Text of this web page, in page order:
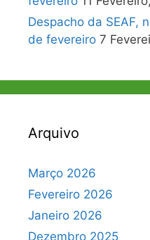
Despacho da SEAF,
de fevereiro 7
Arquivo
Março 2026
Fevereiro 2026
Janeiro 2026
Dezembro 2025